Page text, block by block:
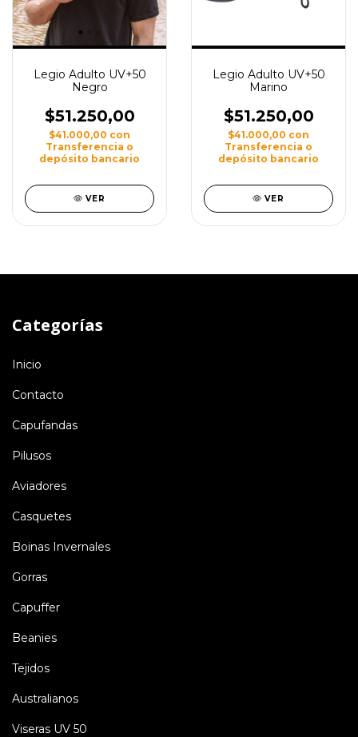
Legio Adulto UV+50
Negro
$51.250,00
$41.000,00 con
Transferencia o
depósito bancario
VER
Legio Adulto UV+50
Marino
$51.250,00
$41.000,00 con
Transferencia o
depósito bancario
VER
Categorías
Inicio
Contacto
Capufandas
Pilusos
Aviadores
Casquetes
Boinas Invernales
Gorras
Capuffer
Beanies
Tejidos
Australianos
Viseras UV 50